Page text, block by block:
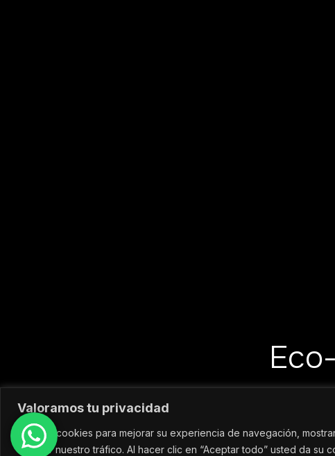
Valoramos tu privacidad
Usamos cookies para mejorar su experiencia de navegación,
analizar nuestro tráfico. Al hacer clic en “Aceptar todo” usted da su